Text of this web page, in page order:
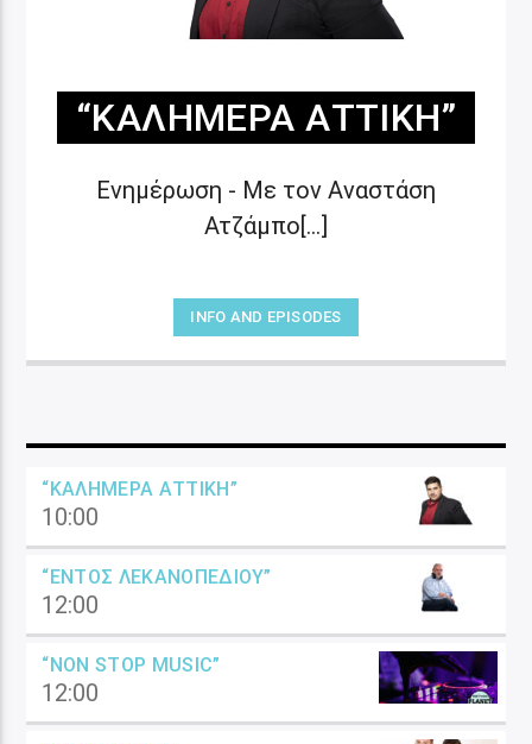
“ΚΑΛΗΜΈΡΑ ΑΤΤΙΚΉ”
Ενημέρωση - Με τον Αναστάση
Ατζάμπο[...]
INFO AND EPISODES
“ΚΑΛΗΜΈΡΑ ΑΤΤΙΚΉ”
10:00
“ΕΝΤΌΣ ΛΕΚΑΝΟΠΕΔΊΟΥ”
12:00
“NON STOP MUSIC”
12:00